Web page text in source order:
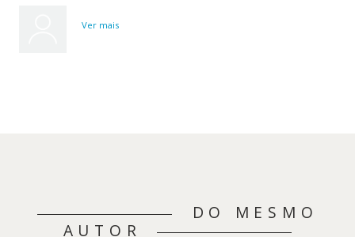
Ver mais
DO MESMO
AUTOR